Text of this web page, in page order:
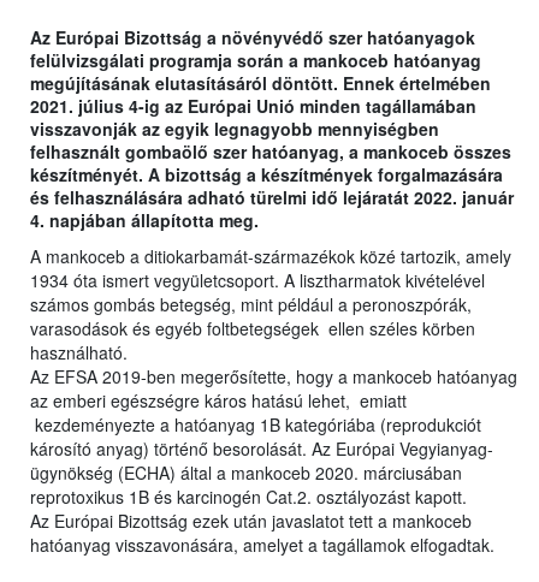
Az Európai Bizottság a növényvédő szer hatóanyagok
felülvizsgálati programja során a mankoceb hatóanyag
megújításának elutasításáról döntött. Ennek értelmében
2021. július 4-ig az Európai Unió minden tagállamában
visszavonják az egyik legnagyobb mennyiségben
felhasznált gombaölő szer hatóanyag, a mankoceb összes
készítményét. A bizottság a készítmények forgalmazására
és felhasználására adható türelmi idő lejáratát 2022. január
4. napjában állapította meg.
A mankoceb a ditiokarbamát-származékok közé tartozik, amely
1934 óta ismert vegyületcsoport. A lisztharmatok kivételével
számos gombás betegség, mint például a peronoszpórák,
varasodások és egyéb foltbetegségek ellen széles körben
használható.
Az EFSA 2019-ben megerősítette, hogy a mankoceb hatóanyag
az emberi egészségre káros hatású lehet, emiatt
kezdeményezte a hatóanyag 1B kategóriába (reprodukciót
károsító anyag) történő besorolását. Az Európai Vegyianyag-
ügynökség (ECHA) által a mankoceb 2020. márciusában
reprotoxikus 1B és karcinogén Cat.2. osztályozást kapott.
Az Európai Bizottság ezek után javaslatot tett a mankoceb
hatóanyag visszavonására, amelyet a tagállamok elfogadtak.